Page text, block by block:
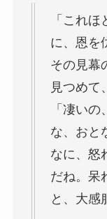
「これ
に、恩を
その見幕
見つめて、
「凄い
な、おと
なに、怒
だね。呆
と、大感